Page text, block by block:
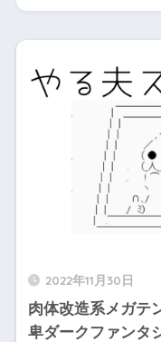
2022年11月30日
肉体改造系メガテ
卑ダークファンタ